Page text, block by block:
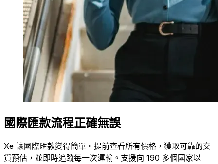
國際匯款流程正確無誤
Xe 讓國際匯款變得簡單。提前查看所有價格，獲取可靠的交
貨預估，並即時追蹤每一次運輸。支援向 190 多個國家以